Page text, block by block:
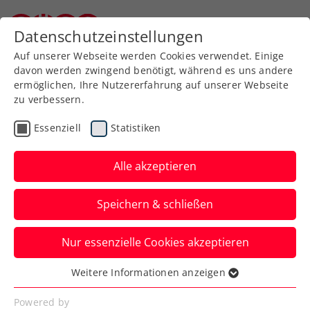
Zurück zur Newsübersicht
Turniere
Maria Lanzendorf Open:
Zimmer beim ITF-
Heimspiel doppelt im
Titelrennen
Die ÖTV-Nachwuchshoffnung steht in
Niederösterreich im Einzel und Doppel im
Halbfinale.
Datenschutzeinstellungen
Auf unserer Webseite werden Cookies verwendet. Einige
davon werden zwingend benötigt, während es uns andere
ermöglichen, Ihre Nutzererfahrung auf unserer Webseite
zu verbessern.
Essenziell Statistiken
Alle akzeptieren
Speichern & schließen
Nur essenzielle Cookies akzeptieren
Essenziell
Essenzielle Cookies werden für grundlegende
Weitere Informationen anzeigen
Powered by